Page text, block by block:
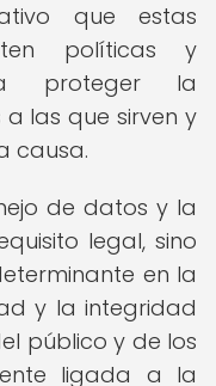
que estas
políticas y
proteger la
las que sirven y
causa.
de datos y la
legal, sino
en la
y la integridad
público y de los
ligada a la